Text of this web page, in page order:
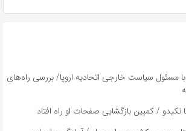
با مسئول سیاست خارجی اتحادیه اروپا/ بررسی راه‌های
تکیدو / کمپین بازگشایی صفحات او راه افتاد